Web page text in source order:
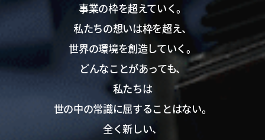
事業の枠を超えていく。
私たちの想いは枠を超え、
世界の環境を創造していく。
どんなことがあっても、
私たちは
世の中の常識に屈することはない。
全く新しい、